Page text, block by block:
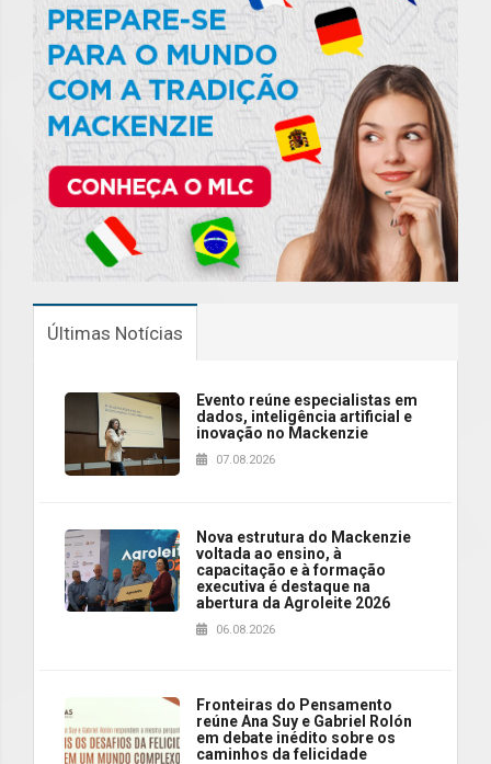
Últimas Notícias
Evento reúne especialistas em
dados, inteligência artificial e
inovação no Mackenzie
07.08.2026
Nova estrutura do Mackenzie
voltada ao ensino, à
capacitação e à formação
executiva é destaque na
abertura da Agroleite 2026
06.08.2026
Fronteiras do Pensamento
reúne Ana Suy e Gabriel Rolón
em debate inédito sobre os
caminhos da felicidade